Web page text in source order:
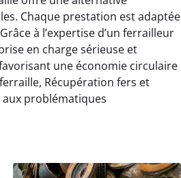
Chaque prestation est adaptée
à l’expertise d’un ferrailleur
en charge sérieuse et
une économie circulaire
Récupération fers et
problématiques